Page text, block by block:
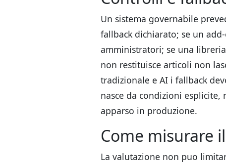
Un sistema governabile
fallback dichiarato; se un
amministratori; se una
non restituisce articoli non
tradizionale e AI i fallback
nasce da condizioni esplicite,
apparso in produzione.
Come misurare
La valutazione non puo